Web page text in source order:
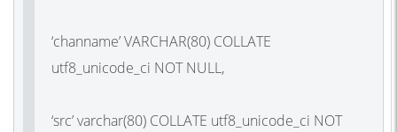
‘channame’ VARCHAR(80) COLLATE
utf8_unicode_ci NOT NULL,
‘src’ varchar(80) COLLATE utf8_unicode_ci NOT